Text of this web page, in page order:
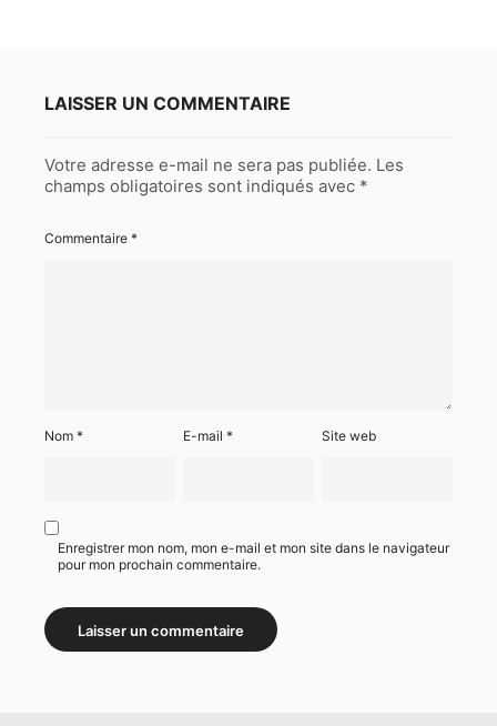
LAISSER UN COMMENTAIRE
Votre adresse e-mail ne sera pas publiée. Les
champs obligatoires sont indiqués avec *
Commentaire *
Nom * E-mail* Site web
Enregistrer mon nom, mon e-mail et mon site dans le navigateur
pour mon prochain commentaire.